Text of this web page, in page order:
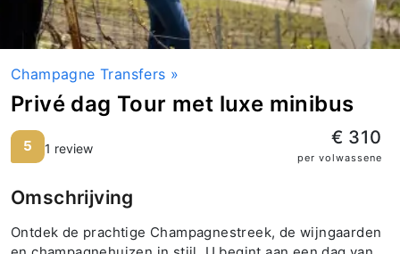
Champagne Transfers »
Privé dag Tour met luxe minibus
5 1 review € 310
per volwassene
Omschrijving
Ontdek de prachtige Champagnestreek, de wijngaarden